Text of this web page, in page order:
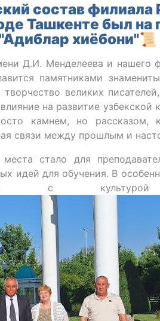
состав
Ташкенте был на
хиёбони"📜
Д.И. Менделеева и нашего
памятниками
великих
на развитие
камнем, но рассказом,
связи между прошлым и
места стало для
идей для обучения. В
с